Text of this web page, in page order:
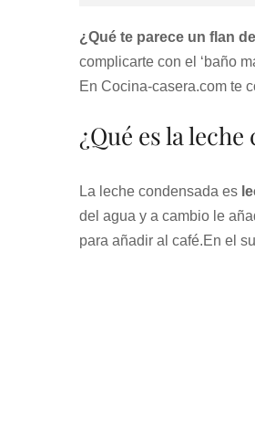
¿Qué te parece un flan
complicarte con el ‘baño
En Cocina-casera.com te
¿Qué es la
La leche condensada es
del agua y a cambio le
para añadir al café.En el